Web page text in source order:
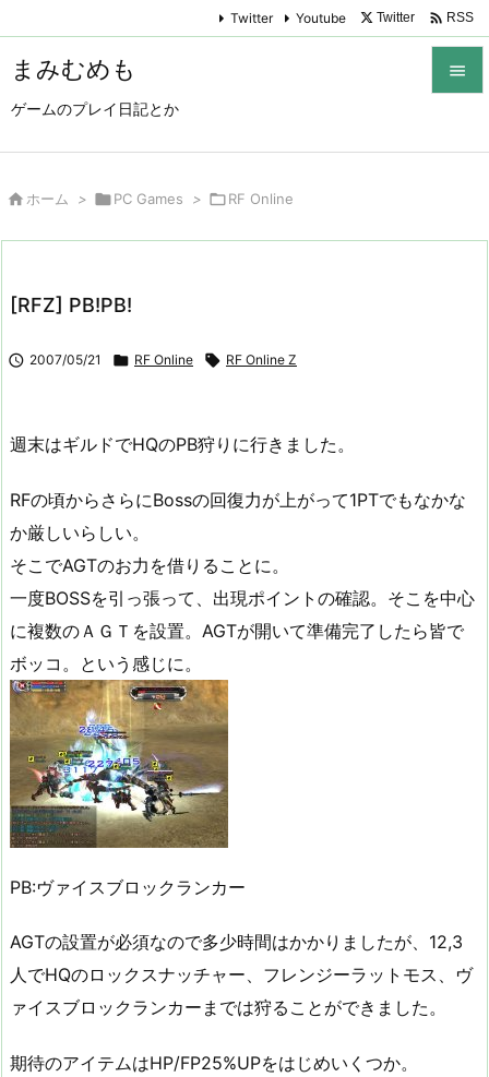
まみむめも
ゲームのプレイ日記とか

Twitter Youtube Twitter  RSS
 ホーム > PC Games > RF Online
[RFZ] PB!PB!
 2007/05/21  RF Online  RF Online Z
週末はギルドでHQのPB狩りに行きました。
RFの頃からさらにBossの回復力が上がって1PTでもなかな
か厳しいらしい。
そこでAGTのお力を借りることに。
一度BOSSを引っ張って、出現ポイントの確認。そこを中心
に複数のＡＧＴを設置。AGTが開いて準備完了したら皆で
ボッコ。という感じに。
PB:ヴァイスブロックランカー
AGTの設置が必須なので多少時間はかかりましたが、12,3
人でHQのロックスナッチャー、フレンジーラットモス、ヴ
ァイスブロックランカーまでは狩ることができました。
期待のアイテムはHP/FP25%UPをはじめいくつか。